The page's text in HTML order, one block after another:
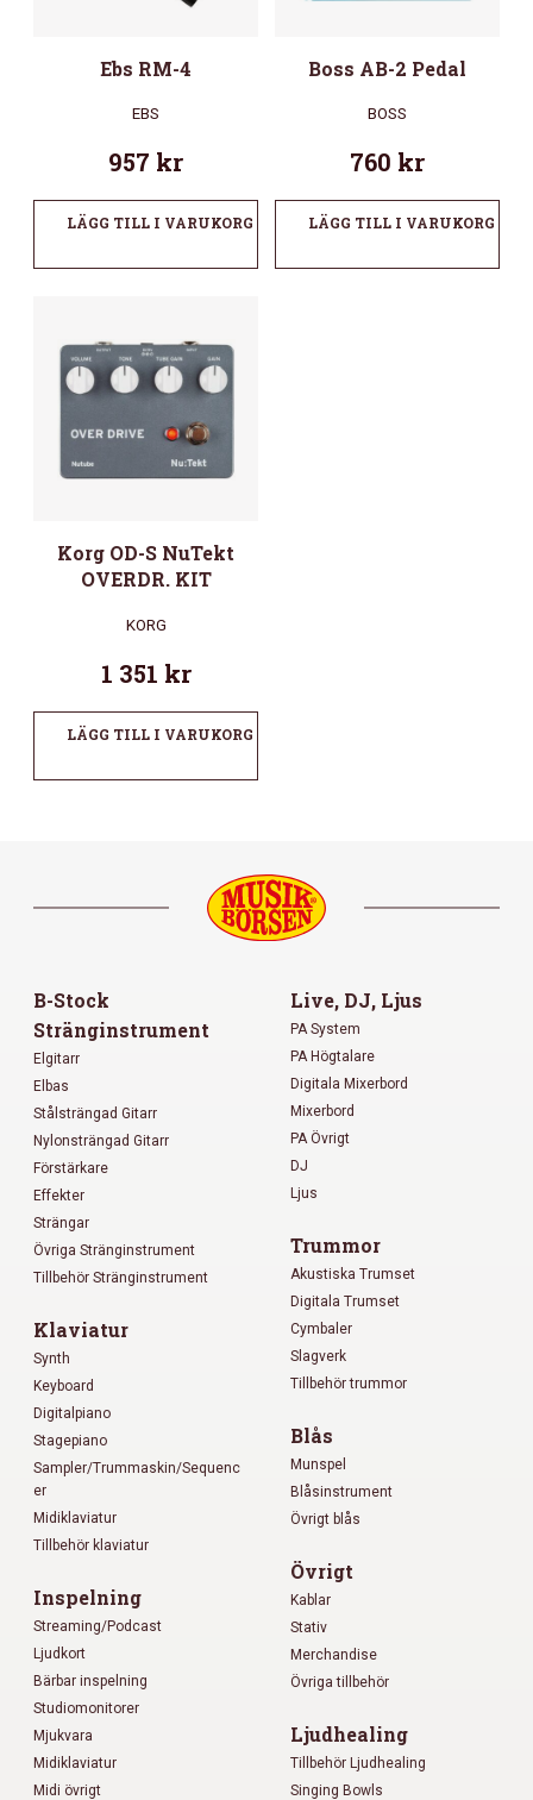
Ebs RM-4
EBS
957 kr
LÄGG TILL I VARUKORG
Boss AB-2 Pedal
BOSS
760 kr
LÄGG TILL I VARUKORG
Korg OD-S NuTekt
OVERDR. KIT
KORG
1 351 kr
LÄGG TILL I VARUKORG
B-Stock
Stränginstrument
Elgitarr
Elbas
Stålsträngad Gitarr
Nylonsträngad Gitarr
Förstärkare
Effekter
Strängar
Övriga Stränginstrument
Tillbehör Stränginstrument
Klaviatur
Synth
Keyboard
Digitalpiano
Stagepiano
Sampler/Trummaskin/Sequenc
er
Midiklaviatur
Tillbehör klaviatur
Inspelning
Streaming/Podcast
Ljudkort
Bärbar inspelning
Studiomonitorer
Mjukvara
Midiklaviatur
Midi övrigt
Live, DJ, Ljus
PA System
PA Högtalare
Digitala Mixerbord
Mixerbord
PA Övrigt
DJ
Ljus
Trummor
Akustiska Trumset
Digitala Trumset
Cymbaler
Slagverk
Tillbehör trummor
Blås
Munspel
Blåsinstrument
Övrigt blås
Övrigt
Kablar
Stativ
Merchandise
Övriga tillbehör
Ljudhealing
Tillbehör Ljudhealing
Singing Bowls